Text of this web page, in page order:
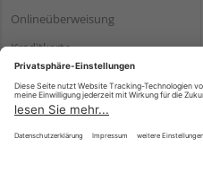
Onlineüberweisung
Kreditkarte
*Bonität vorausgesetzt